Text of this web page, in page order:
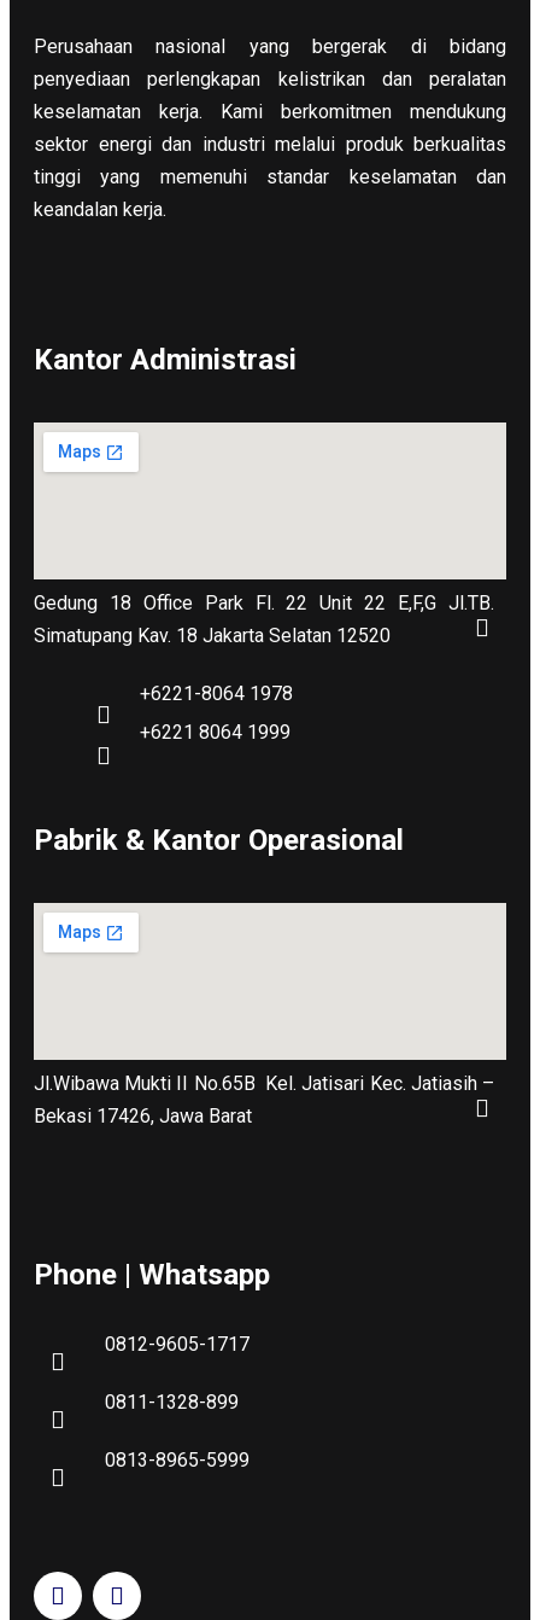
Perusahaan nasional yang bergerak di bidang
penyediaan perlengkapan kelistrikan dan peralatan
keselamatan kerja. Kami berkomitmen mendukung
sektor energi dan industri melalui produk berkualitas
tinggi yang memenuhi standar keselamatan dan
keandalan kerja.
Kantor Administrasi
Gedung 18 Office Park Fl. 22 Unit 22 E,F,G Jl.TB.
Simatupang Kav. 18 Jakarta Selatan 12520
+6221-8064 1978
+6221 8064 1999
Pabrik & Kantor Operasional
Jl.Wibawa Mukti II No.65B Kel. Jatisari Kec. Jatiasih –
Bekasi 17426, Jawa Barat
Phone | Whatsapp
0812-9605-1717
0811-1328-899
0813-8965-5999